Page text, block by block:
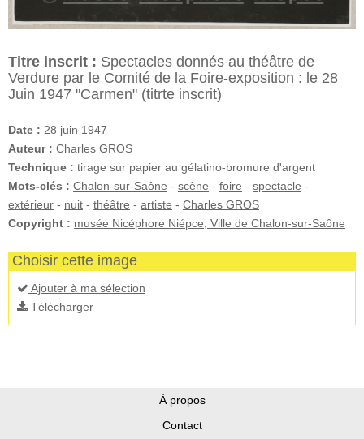
Titre inscrit : Spectacles donnés au théâtre de
Verdure par le Comité de la Foire-exposition : le 28
Juin 1947 "Carmen" (titrte inscrit)
Date : 28 juin 1947
Auteur : Charles GROS
Technique : tirage sur papier au gélatino-bromure d'argent
Mots-clés : Chalon-sur-Saône - scène - foire - spectacle -
extérieur - nuit - théâtre - artiste - Charles GROS
Copyright : musée Nicéphore Niépce, Ville de Chalon-sur-Saône
Choisir cette image
Ajouter à ma sélection
Télécharger
À propos
Contact